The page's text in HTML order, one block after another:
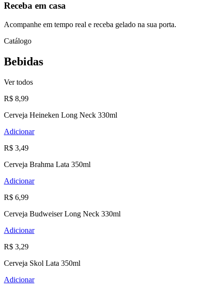
Receba em casa
Acompanhe em tempo real e receba gelado na sua porta.
Catálogo
Bebidas
Ver todos
R$ 8,99
Cerveja Heineken Long Neck 330ml
Adicionar
R$ 3,49
Cerveja Brahma Lata 350ml
Adicionar
R$ 6,99
Cerveja Budweiser Long Neck 330ml
Adicionar
R$ 3,29
Cerveja Skol Lata 350ml
Adicionar